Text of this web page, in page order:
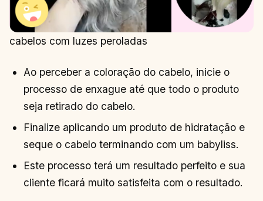
cabelos com luzes peroladas
Ao perceber a coloração do cabelo, inicie o
processo de enxague até que todo o produto
seja retirado do cabelo.
Finalize aplicando um produto de hidratação e
seque o cabelo terminando com um babyliss.
Este processo terá um resultado perfeito e sua
cliente ficará muito satisfeita com o resultado.